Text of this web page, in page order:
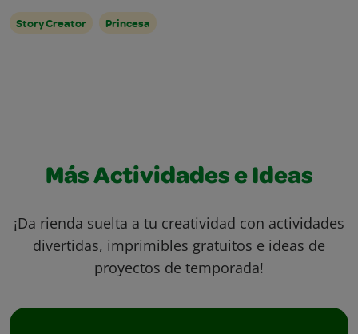
Story Creator Princesa
Más Actividades e Ideas
¡Da rienda suelta a tu creatividad con actividades
divertidas, imprimibles gratuitos e ideas de
proyectos de temporada!